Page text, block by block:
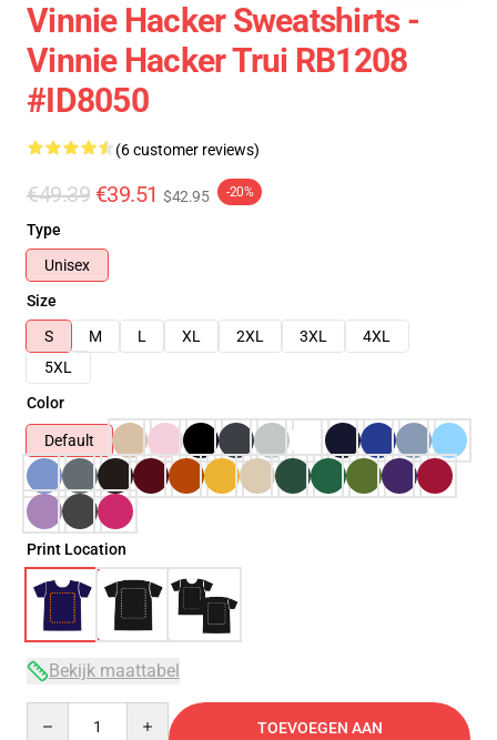
Vinnie Hacker Sweatshirts -
Vinnie Hacker Trui RB1208
#ID8050
(6 customer reviews)
€49.39 €39.51 $42.95 -20%
Type
Unisex
Size
S
M L XL 2XL 3XL
4XL
5XL
Color
Default
Print Location
Bekijk maattabel
TOEVOEGEN AAN